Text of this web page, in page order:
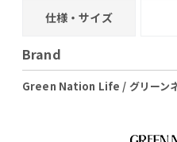
仕様・サイズ
Brand
Green Nation Life / グリーン